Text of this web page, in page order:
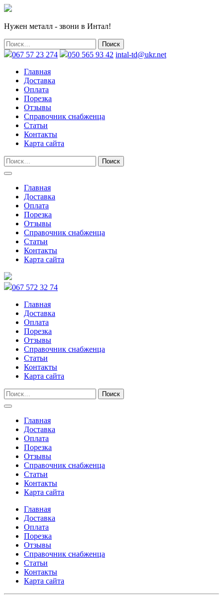
Нужен металл - звони в Интал!
067 57 23 274 050 565 93 42 intal-td@ukr.net
Главная
Доставка
Оплата
Порезка
Отзывы
Справочник снабженца
Статьи
Контакты
Карта сайта
Главная
Доставка
Оплата
Порезка
Отзывы
Справочник снабженца
Статьи
Контакты
Карта сайта
067 572 32 74
Главная
Доставка
Оплата
Порезка
Отзывы
Справочник снабженца
Статьи
Контакты
Карта сайта
Главная
Доставка
Оплата
Порезка
Отзывы
Справочник снабженца
Статьи
Контакты
Карта сайта
Главная
Доставка
Оплата
Порезка
Отзывы
Справочник снабженца
Статьи
Контакты
Карта сайта